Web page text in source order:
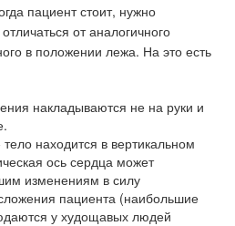
пациент стоит, нужно
от аналогичного
в положении лежа. На это есть
накладываются не на руки и
тело находится в вертикальном
ось сердца может
изменениям в силу
пациента (наибольшие
у худощавых людей